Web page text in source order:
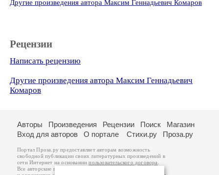
Другие произведения автора Максим Геннадьевич Комаров
Рецензии
Написать рецензию
Другие произведения автора Максим Геннадьевич
Комаров
Авторы Произведения Рецензии Поиск
Магазин
Вход для авторов
О портале Стихи.ру Проза.ру
Портал Проза.ру предоставляет авторам возможность
свободной публикации своих литературных произведений в
сети Интернет на основаниипользовательского договора
Все авторские права на произведения принадлежат авторам